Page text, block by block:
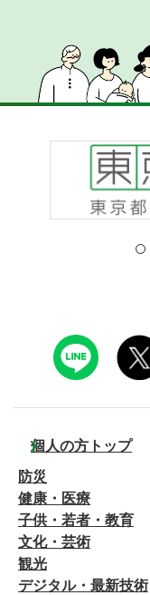
個人の方トップ
防災
健康・医療
子供・若者・教育
文化・芸術
観光
デジタル・最新技術